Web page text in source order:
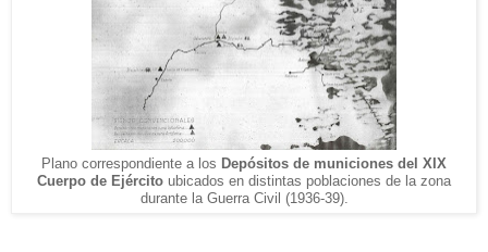
Plano correspondiente a los Depósitos de municiones del XIX
Cuerpo de Ejército ubicados en distintas poblaciones de la zona
durante la Guerra Civil (1936-39).